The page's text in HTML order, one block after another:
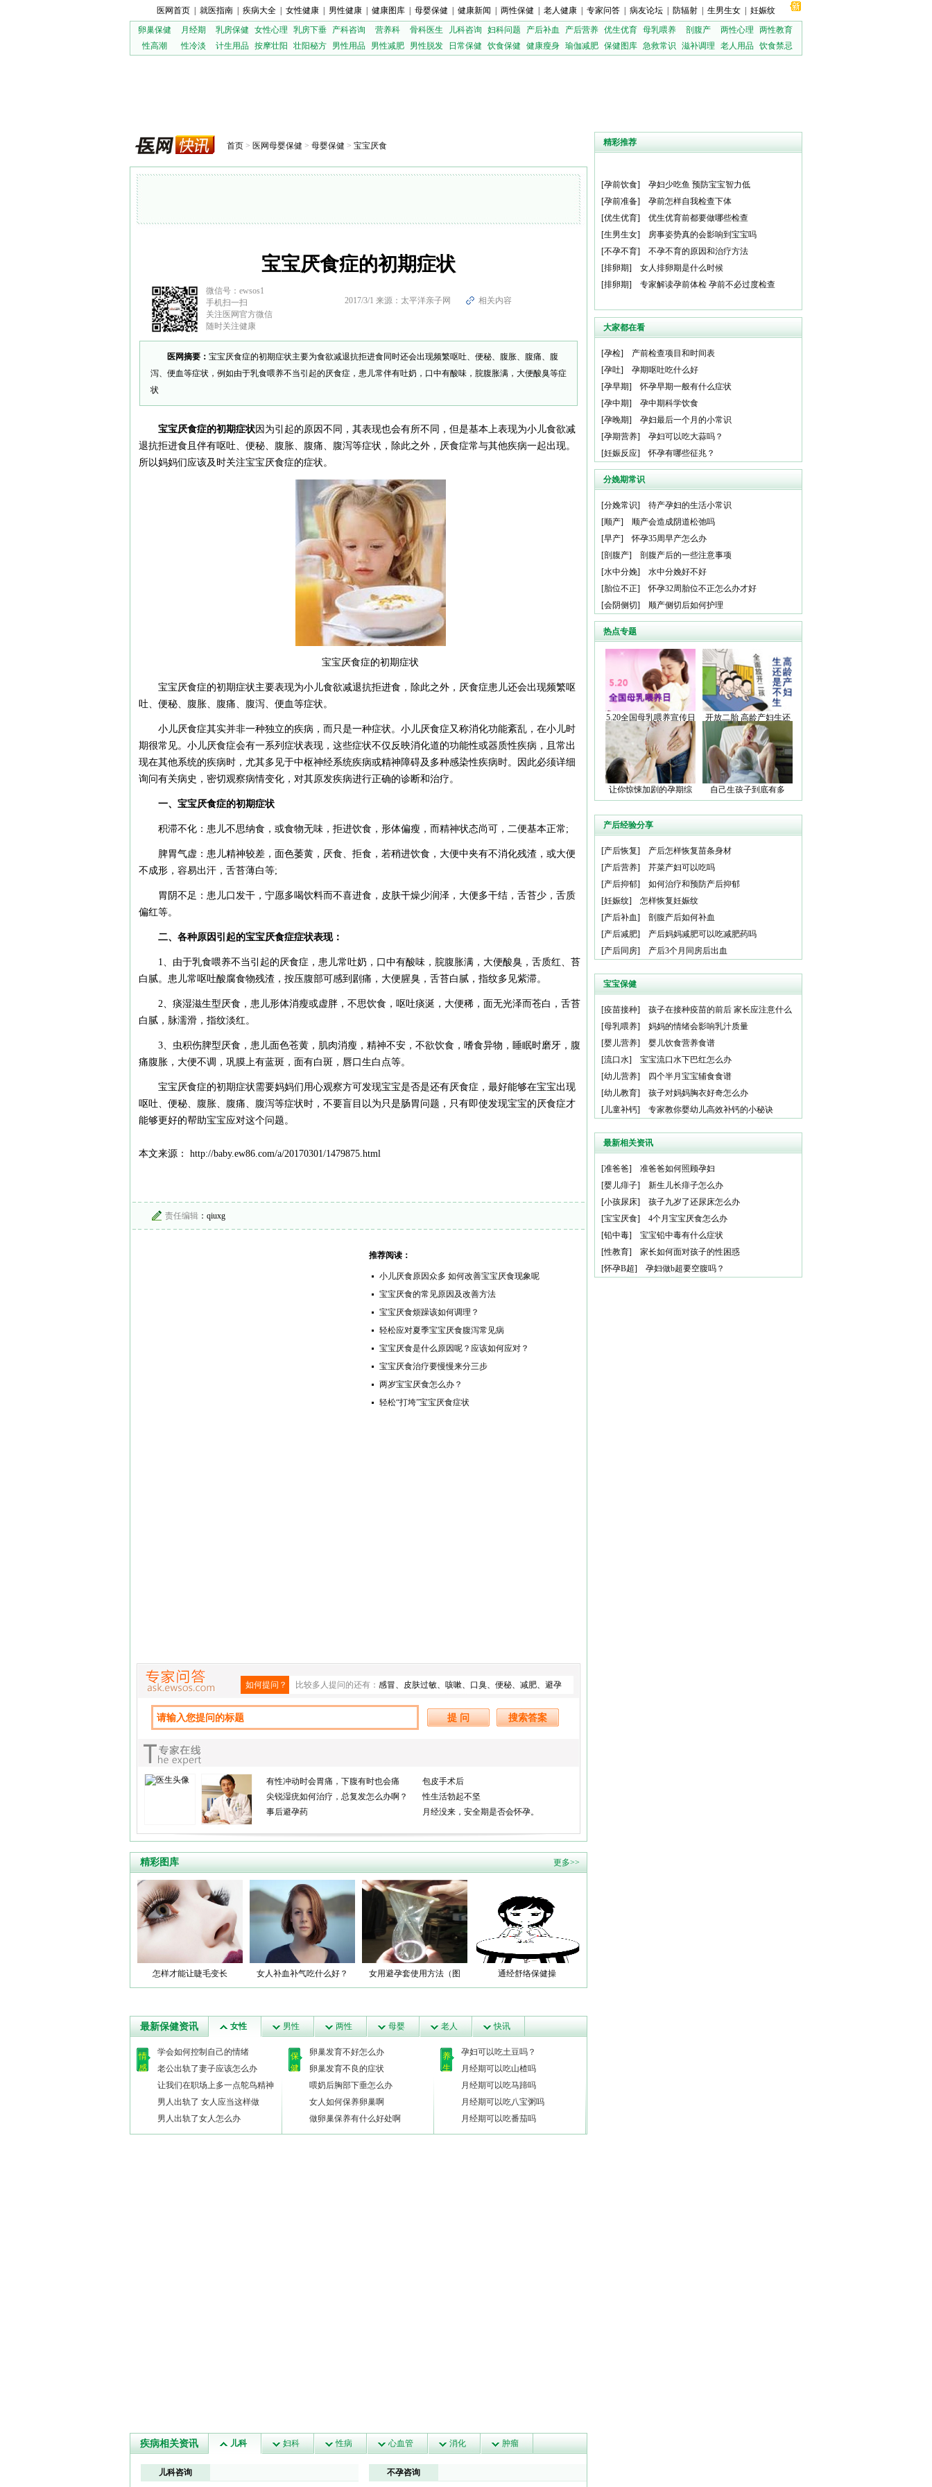
医网首页 就医指南 疾病大全 女性健康 男性健康 健康图库 母婴保健 健康新闻 两性保健 老人健康 专家问答 病友论坛 防辐射 生男生女
妊娠纹
卵巢保健
月经期 乳房保健 女性心理 乳房下垂 产科咨询 营养科 骨科医生 儿科咨询 妇科问题 产后补血 产后营养 优生优育 母乳喂养 剖腹产 两性心理
两性教育
性高潮
性冷淡 计生用品 按摩壮阳 壮阳秘方 男性用品 男性减肥 男性脱发 日常保健 饮食保健 健康瘦身 瑜伽减肥 保健图库 急救常识 滋补调理 老人用品 饮食禁忌
首页 > 医网母婴保健 > 母婴保健 > 宝宝厌食
宝宝厌食症的初期症状
微信号：ewsos1
手机扫一扫
关注医网官方微信
随时关注健康
2017/3/1 来源：太平洋亲子网 相关内容
医网摘要： 宝宝厌食症的初期症状主要为食欲减退抗拒进食同时还会出现频繁呕吐、便秘、腹胀、腹痛、腹
泻、便血等症状，例如由于乳食喂养不当引起的厌食症，患儿常伴有吐奶，口中有酸味，脘腹胀满，大便酸臭等症
状
宝宝厌食症的初期症状因为引起的原因不同，其表现也会有所不同，但是基本上表现为小儿食欲减
退抗拒进食且伴有呕吐、便秘、腹胀、腹痛、腹泻等症状，除此之外，厌食症常与其他疾病一起出现。
所以妈妈们应该及时关注宝宝厌食症的症状。
宝宝厌食症的初期症状
宝宝厌食症的初期症状主要表现为小儿食欲减退抗拒进食，除此之外，厌食症患儿还会出现频繁呕
吐、便秘、腹胀、腹痛、腹泻、便血等症状。
小儿厌食症其实并非一种独立的疾病，而只是一种症状。小儿厌食症又称消化功能紊乱，在小儿时
期很常见。小儿厌食症会有一系列症状表现，这些症状不仅反映消化道的功能性或器质性疾病，且常出
现在其他系统的疾病时，尤其多见于中枢神经系统疾病或精神障碍及多种感染性疾病时。因此必须详细
询问有关病史，密切观察病情变化，对其原发疾病进行正确的诊断和治疗。
一、宝宝厌食症的初期症状
积滞不化：患儿不思纳食，或食物无味，拒进饮食，形体偏瘦，而精神状态尚可，二便基本正常;
脾胃气虚：患儿精神较差，面色萎黄，厌食、拒食，若稍进饮食，大便中夹有不消化残渣，或大便
不成形，容易出汗，舌苔薄白等;
胃阴不足：患儿口发干，宁愿多喝饮料而不喜进食，皮肤干燥少润泽，大便多干结，舌苔少，舌质
偏红等。
二、各种原因引起的宝宝厌食症症状表现：
1、由于乳食喂养不当引起的厌食症，患儿常吐奶，口中有酸味，脘腹胀满，大便酸臭，舌质红、苔
白腻。患儿常呕吐酸腐食物残渣，按压腹部可感到剧痛，大便腥臭，舌苔白腻，指纹多见紫滞。
2、痰湿滋生型厌食，患儿形体消瘦或虚胖，不思饮食，呕吐痰涎，大便稀，面无光泽而苍白，舌苔
白腻，脉濡滑，指纹淡红。
3、虫积伤脾型厌食，患儿面色苍黄，肌肉消瘦，精神不安，不欲饮食，嗜食异物，睡眠时磨牙，腹
痛腹胀，大便不调，巩膜上有蓝斑，面有白斑，唇口生白点等。
宝宝厌食症的初期症状需要妈妈们用心观察方可发现宝宝是否是还有厌食症，最好能够在宝宝出现
呕吐、便秘、腹胀、腹痛、腹泻等症状时，不要盲目以为只是肠胃问题，只有即使发现宝宝的厌食症才
能够更好的帮助宝宝应对这个问题。
本文来源： http://baby.ew86.com/a/20170301/1479875.html
责任编辑 ：qiuxg
推荐阅读：
小儿厌食原因众多 如何改善宝宝厌食现象呢
宝宝厌食的常见原因及改善方法
宝宝厌食烦躁该如何调理？
轻松应对夏季宝宝厌食腹泻常见病
宝宝厌食是什么原因呢？应该如何应对？
宝宝厌食治疗要慢慢来分三步
两岁宝宝厌食怎么办？
轻松“打垮”宝宝厌食症状
如何提问？ 比较多人提问的还有： 感冒、 皮肤过敏、 咳嗽、 口臭、 便秘、 减肥、 避孕
有性冲动时会胃痛，下腹有时也会痛
包皮手术后
尖锐湿疣如何治疗，总复发怎么办啊？
性生活勃起不坚
事后避孕药
月经没来，安全期是否会怀孕。
精彩图库 更多>>
怎样才能让睫毛变长 女人补血补气吃什么好？ 女用避孕套使用方法（图 通经舒络保健操
最新保健资讯 女性 男性 两性 母婴 老人 快讯
情
感
学会如何控制自己的情绪
老公出轨了妻子应该怎么办
让我们在职场上多一点鸵鸟精神
男人出轨了 女人应当这样做
男人出轨了女人怎么办
保
健
卵巢发育不好怎么办
卵巢发育不良的症状
喂奶后胸部下垂怎么办
女人如何保养卵巢啊
做卵巢保养有什么好处啊
养
生
孕妇可以吃土豆吗？
月经期可以吃山楂吗
月经期可以吃马蹄吗
月经期可以吃八宝粥吗
月经期可以吃番茄吗
疾病相关资讯 儿科 妇科 性病 心血管 消化 肿瘤
儿科咨询 不孕咨询
精彩推荐
[孕前饮食]
孕妇少吃鱼 预防宝宝智力低
[孕前准备]
孕前怎样自我检查下体
[优生优育]
优生优育前都要做哪些检查
[生男生女]
房事姿势真的会影响到宝宝吗
[不孕不育]
不孕不育的原因和治疗方法
[排卵期]
女人排卵期是什么时候
[排卵期] 专家解读孕前体检 孕前不必过度检查
大家都在看
[孕检]
产前检查项目和时间表
[孕吐]
孕期呕吐吃什么好
[孕早期]
怀孕早期一般有什么症状
[孕中期]
孕中期科学饮食
[孕晚期]
孕妇最后一个月的小常识
[孕期营养]
孕妇可以吃大蒜吗？
[妊娠反应] 怀孕有哪些征兆？
分娩期常识
[分娩常识]
待产孕妇的生活小常识
[顺产]
顺产会造成阴道松弛吗
[早产]
怀孕35周早产怎么办
[剖腹产]
剖腹产后的一些注意事项
[水中分娩]
水中分娩好不好
[胎位不正]
怀孕32周胎位不正怎么办才好
[会阴侧切] 顺产侧切后如何护理
热点专题
5.20全国母乳喂养宣传日
开放二胎 高龄产妇生还
是不生
让你惊悚加剧的孕期综
合症
自己生孩子到底有多
痛？
产后经验分享
[产后恢复]
产后怎样恢复苗条身材
[产后营养]
芹菜产妇可以吃吗
[产后抑郁]
如何治疗和预防产后抑郁
[妊娠纹]
怎样恢复妊娠纹
[产后补血]
剖腹产后如何补血
[产后减肥]
产后妈妈减肥可以吃减肥药吗
[产后同房] 产后3个月同房后出血
宝宝保健
[疫苗接种]
孩子在接种疫苗的前后 家长应注意什么
[母乳喂养]
妈妈的情绪会影响乳汁质量
[婴儿营养]
婴儿饮食营养食谱
[流口水]
宝宝流口水下巴红怎么办
[幼儿营养]
四个半月宝宝辅食食谱
[幼儿教育]
孩子对妈妈胸衣好奇怎么办
[儿童补钙] 专家教你婴幼儿高效补钙的小秘诀
最新相关资讯
[准爸爸]
准爸爸如何照顾孕妇
[婴儿痱子]
新生儿长痱子怎么办
[小孩尿床]
孩子九岁了还尿床怎么办
[宝宝厌食]
4个月宝宝厌食怎么办
[铅中毒]
宝宝铅中毒有什么症状
[性教育]
家长如何面对孩子的性困惑
[怀孕B超] 孕妇做b超要空腹吗？